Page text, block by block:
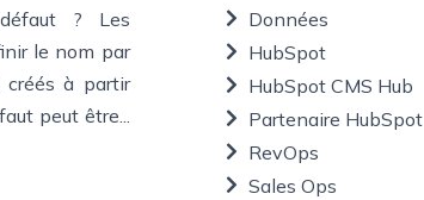
? Les
le nom par
créés à partir
peut être...
Données
HubSpot
HubSpot CMS Hub
Partenaire HubSpot
RevOps
Sales Ops